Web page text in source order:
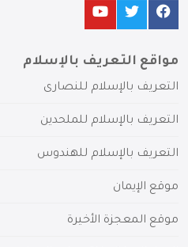
مواقع التعريف بالإسلام
التعريف بالإسلام للنصارى
التعريف بالإسلام للملحدين
التعريف بالإسلام للهندوس
موقع الإيمان
موقع المعجزة الأخيرة